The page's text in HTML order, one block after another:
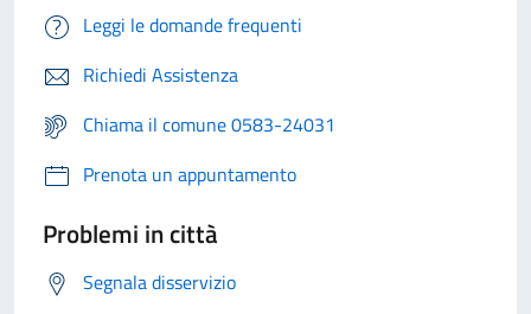
Leggi le domande frequenti
Richiedi Assistenza
Chiama il comune 0583-24031
Prenota un appuntamento
Problemi in città
Segnala disservizio